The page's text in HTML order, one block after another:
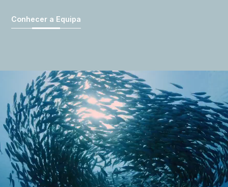
Conhecer a Equipa